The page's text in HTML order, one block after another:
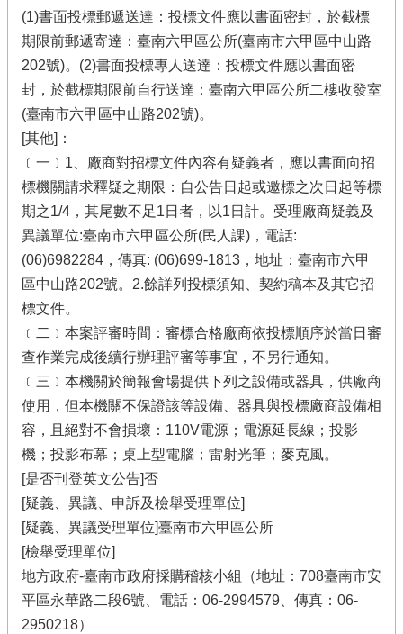
(1)書面投標郵遞送達：投標文件應以書面密封，於截標
期限前郵遞寄達：臺南六甲區公所(臺南市六甲區中山路
202號)。(2)書面投標專人送達：投標文件應以書面密
封，於截標期限前自行送達：臺南六甲區公所二樓收發室
(臺南市六甲區中山路202號)。
[其他]：
﹝一﹞1、廠商對招標文件內容有疑義者，應以書面向招
標機關請求釋疑之期限：自公告日起或邀標之次日起等標
期之1/4，其尾數不足1日者，以1日計。受理廠商疑義及
異議單位:臺南市六甲區公所(民人課)，電話:
(06)6982284，傳真: (06)699-1813，地址：臺南市六甲
區中山路202號。2.餘詳列投標須知、契約稿本及其它招
標文件。
﹝二﹞本案評審時間：審標合格廠商依投標順序於當日審
查作業完成後續行辦理評審等事宜，不另行通知。
﹝三﹞本機關於簡報會場提供下列之設備或器具，供廠商
使用，但本機關不保證該等設備、器具與投標廠商設備相
容，且絕對不會損壞：110V電源；電源延長線；投影
機；投影布幕；桌上型電腦；雷射光筆；麥克風。
[是否刊登英文公告]否
[疑義、異議、申訴及檢舉受理單位]
[疑義、異議受理單位]臺南市六甲區公所
[檢舉受理單位]
地方政府-臺南市政府採購稽核小組（地址：708臺南市安
平區永華路二段6號、電話：06-2994579、傳真：06-
2950218）